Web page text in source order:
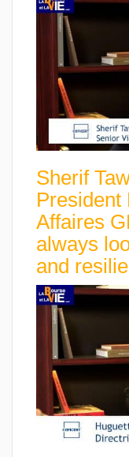
Sherif
President
Affaires
always
and